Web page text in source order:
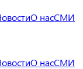
О насСМИ
О насСМИ